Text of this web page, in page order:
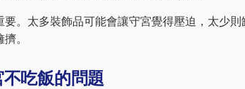
要。太多裝飾品可能會讓守宮覺得壓迫，太少
。
吃飯的問題